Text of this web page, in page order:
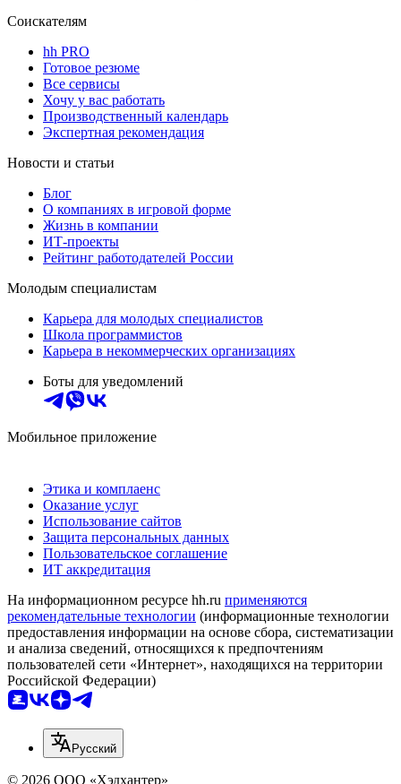
Соискателям
hh PRO
Готовое резюме
Все сервисы
Хочу у вас работать
Производственный календарь
Экспертная рекомендация
Новости и статьи
Блог
О компаниях в игровой форме
Жизнь в компании
ИТ-проекты
Рейтинг работодателей России
Молодым специалистам
Карьера для молодых специалистов
Школа программистов
Карьера в некоммерческих организациях
Боты для уведомлений
Мобильное приложение
Этика и комплаенс
Оказание услуг
Использование сайтов
Защита персональных данных
Пользовательское соглашение
ИТ аккредитация
На информационном ресурсе hh.ru применяются
рекомендательные технологии (информационные технологии
предоставления информации на основе сбора, систематизации
и анализа сведений, относящихся к предпочтениям
пользователей сети «Интернет», находящихся на территории
Российской Федерации)
Русский
© 2026 ООО «Хэдхантер»